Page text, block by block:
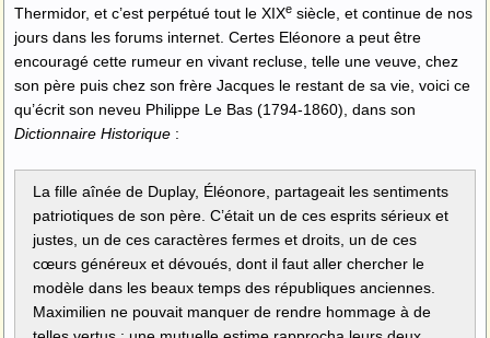
Thermidor, et c’est perpétué tout le XIXesiècle, et continue de nos
jours dans les forums internet. Certes Eléonore a peut être
encouragé cette rumeur en vivant recluse, telle une veuve, chez
son père puis chez son frère Jacques le restant de sa vie, voici ce
qu’écrit son neveu Philippe Le Bas (1794-1860), dans son
Dictionnaire Historique:
La fille aînée de Duplay, Éléonore, partageait les sentiments
patriotiques de son père. C’était un de ces esprits sérieux et
justes, un de ces caractères fermes et droits, un de ces
cœurs généreux et dévoués, dont il faut aller chercher le
modèle dans les beaux temps des républiques anciennes.
Maximilien ne pouvait manquer de rendre hommage à de